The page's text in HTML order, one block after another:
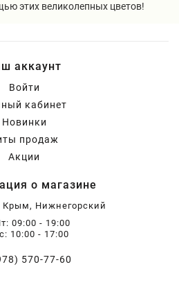
этих великолепных цветов!
аккаунт
Войти
кабинет
Новинки
продаж
Акции
о магазине
Крым, Нижнегорский
09:00 - 19:00
10:00 - 17:00
570-77-60